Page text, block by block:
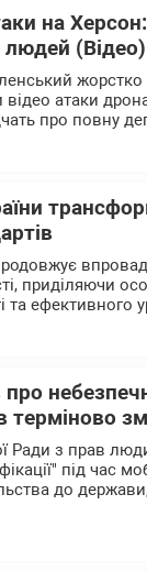
на
(Відео)
атаки
про повну
приділяючи
та ефективного
Ради з прав
під час
до